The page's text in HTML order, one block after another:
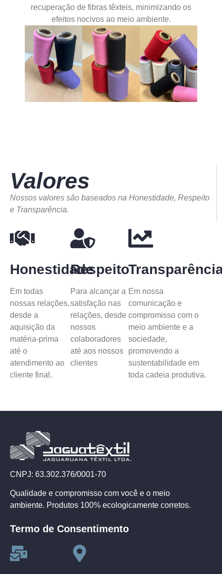
recuperação de fibras têxteis, minimizando os
efeitos nocivos ao meio ambiente.
Valores
Nossos valores são baseados na Honestidade, Respeito
e Transparência.
Honestidade
Em todas
nossas relações,
desde a
aquisição da
matéria-prima
até o
atendimento ao
cliente final.
Respeito
Para alcançar a
satisfação nas
relações, desde
nossos
colaboradores
até aos nossos
clientes
Em nossa
comunicação e
compromisso com o
meio ambiente e a
sociedade,
promovendo a
sustentabilidade em
toda cadeia produtiva.
CNPJ: 63.302.376/0001-70
Qualidade e compromisso com você e o meio
ambiente. Produtos 100% ecologicamente corretos.
Termo de Consentimento